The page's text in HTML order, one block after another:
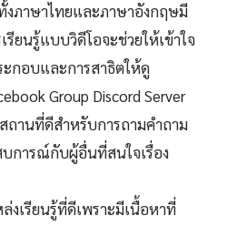
งภาษาไทยและภาษาอังกฤษมี
รียนรู้แบบวิดีโอจะช่วยให้เข้าใจ
กอบและการสาธิตให้ดู
Group Discord Server
ถานที่ดีสำหรับการถามคำถาม
การณ์กับผู้อื่นที่สนใจเรื่อง
งเรียนรู้ที่ดีเพราะมีเนื้อหาที่